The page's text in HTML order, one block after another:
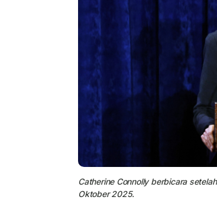
Catherine Connolly berbicara
Oktober 2025.